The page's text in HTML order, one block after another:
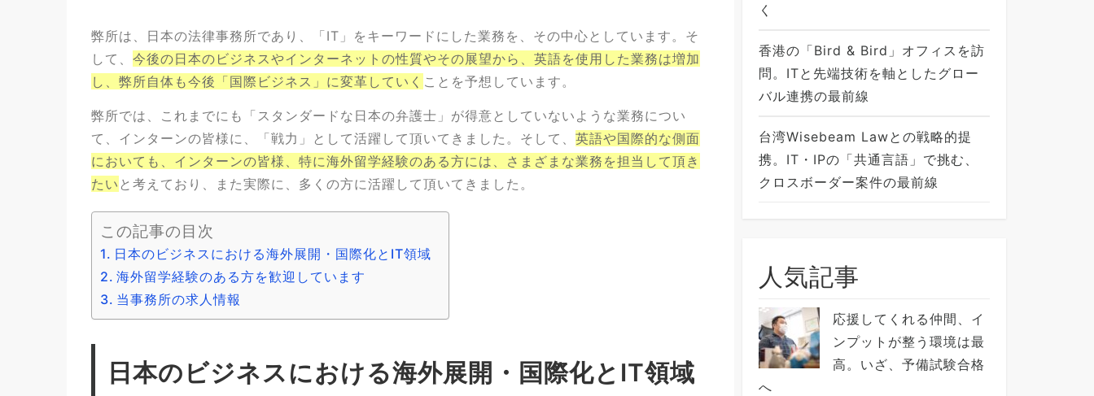
弊所は、日本の法律事務所であり、「IT」をキーワードにした業務を、その中心としています。そ
して、 今後の日本のビジネスやインターネットの性質やその展望から、英語を使用した業務は増加
し、弊所自体も今後「国際ビジネス」に変革していく ことを予想しています。
弊所では、これまでにも「スタンダードな日本の弁護士」が得意としていないような業務につい
て、インターンの皆様に、「戦力」として活躍して頂いてきました。そして、 英語や国際的な側面
においても、インターンの皆様、特に海外留学経験のある方には、さまざまな業務を担当して頂き
たい と考えており、また実際に、多くの方に活躍して頂いてきました。
この記事の目次
日本のビジネスにおける海外展開・国際化とIT領域
海外留学経験のある方を歓迎しています
当事務所の求人情報
日本のビジネスにおける海外展開・国際化とIT領域
く
香港の「Bird & Bird」オフィスを訪
問。ITと先端技術を軸としたグロー
バル連携の最前線
台湾Wisebeam Lawとの戦略的提
携。IT・IPの「共通言語」で挑む、
クロスボーダー案件の最前線
人気記事
応援してくれる仲間、イ
ンプットが整う環境は最
高。いざ、予備試験合格
へ